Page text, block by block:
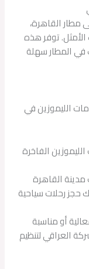
مطار القاهرة،
توفر هذه
المطار سهلة
الليموزين في
الفاخرة
القاهرة
حجز رحلات سياحية
أو مناسبة
العراقي لتنظيم